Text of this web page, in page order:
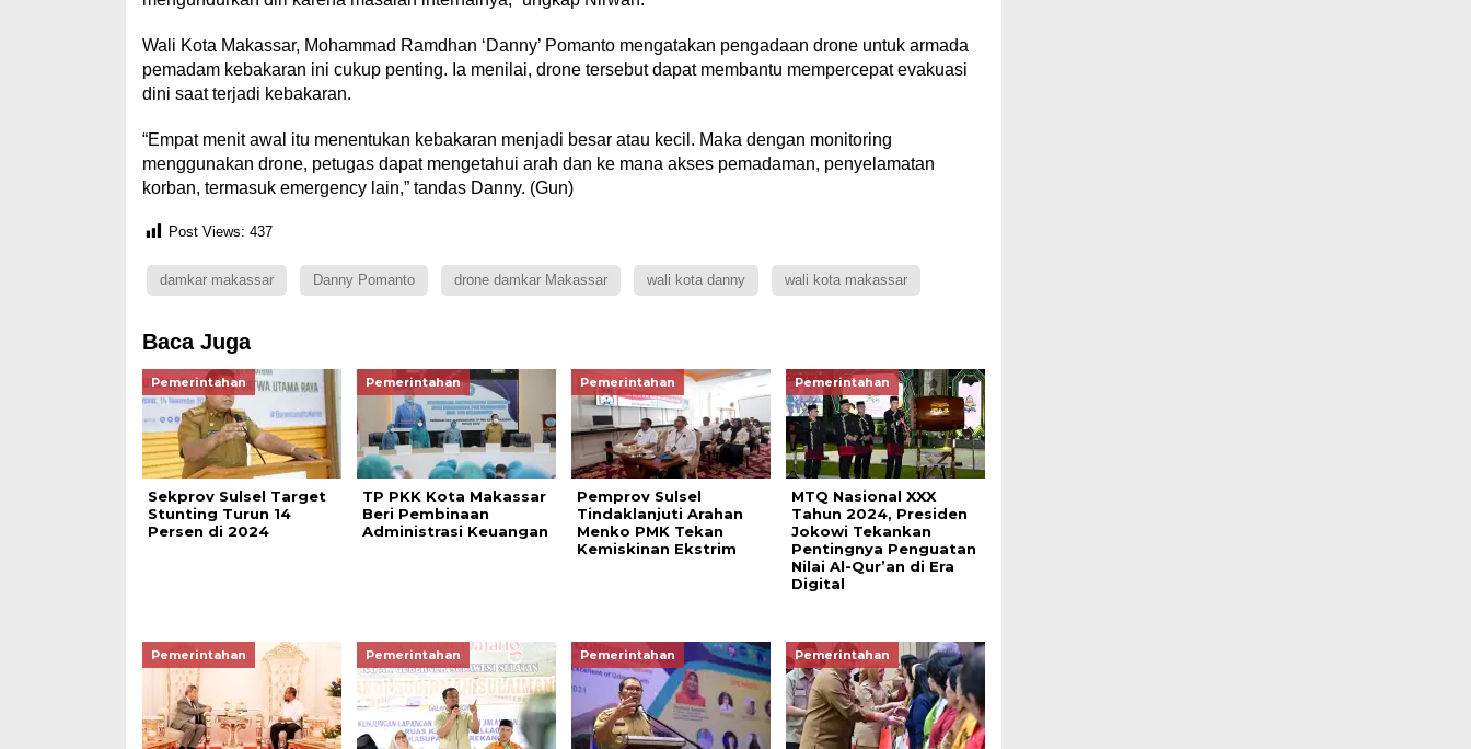
Wali Kota Makassar, Mohammad Ramdhan ‘Danny’ Pomanto mengatakan pengadaan drone untuk armada
pemadam kebakaran ini cukup penting. Ia menilai, drone tersebut dapat membantu mempercepat evakuasi
dini saat terjadi kebakaran.
“Empat menit awal itu menentukan kebakaran menjadi besar atau kecil. Maka dengan monitoring
menggunakan drone, petugas dapat mengetahui arah dan ke mana akses pemadaman, penyelamatan
korban, termasuk emergency lain,” tandas Danny. (Gun)
Post Views: 437
damkar makassar Danny Pomanto drone damkar Makassar wali kota danny wali kota makassar
Baca Juga
Pemerintahan
Sekprov Sulsel Target
Stunting Turun 14
Persen di 2024
Pemerintahan
TP PKK Kota Makassar
Beri Pembinaan
Administrasi Keuangan
Pemerintahan
Pemprov Sulsel
Tindaklanjuti Arahan
Menko PMK Tekan
Kemiskinan Ekstrim
Pemerintahan
MTQ Nasional XXX
Tahun 2024, Presiden
Jokowi Tekankan
Pentingnya Penguatan
Nilai Al-Qur’an di Era
Digital
Pemerintahan Pemerintahan Pemerintahan Pemerintahan